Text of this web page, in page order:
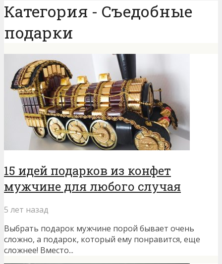
Категория - Съедобные
подарки
15 идей подарков из конфет
мужчине для любого случая
5 лет назад
Выбрать подарок мужчине порой бывает очень
сложно, а подарок, который ему понравится, еще
сложнее! Вместо...